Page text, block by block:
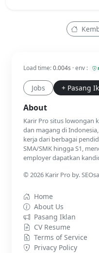
Load time:0.004s · env :
Jobs + Pasang
About
Karir Pro situs lowongan
dan magang di
kerja dari berbagai
SMA/SMK hingga S1,
employer dapatkan
© 2026 Karir Pro by.
Home
About Us
Pasang Iklan
CV Resume
Terms of Service
Privacy Policy